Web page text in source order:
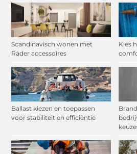
Scandinavisch wonen met
Räder accessoires
Kies
Ballast kiezen en toepassen
voor stabiliteit en efficiëntie